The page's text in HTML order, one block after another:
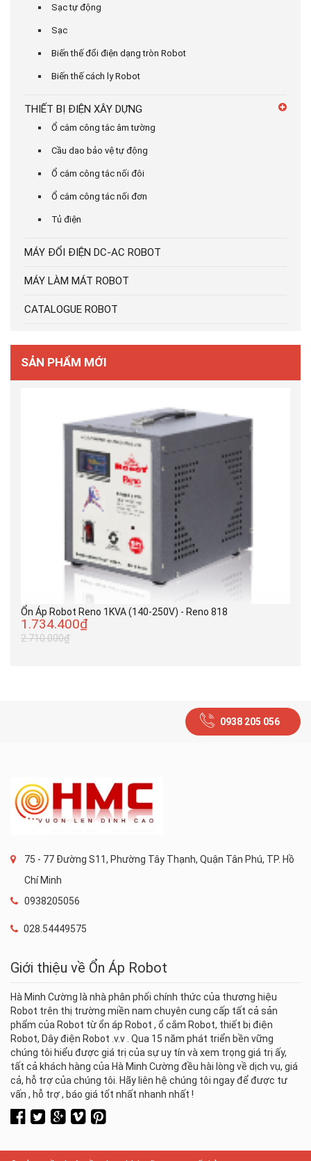
Sạc tự động
Sạc
Biến thế đổi điện dạng tròn Robot
Biến thế cách ly Robot
THIẾT BỊ ĐIỆN XÂY DỰNG
Ổ cắm công tắc âm tường
Cầu dao bảo vệ tự động
Ổ cắm công tắc nối đôi
Ổ cắm công tác nối đơn
Tủ điện
MÁY ĐỔI ĐIỆN DC-AC ROBOT
MÁY LÀM MÁT ROBOT
CATALOGUE ROBOT
SẢN PHẨM MỚI
Ổn Áp Robot Reno 1KVA (140-250V) - Reno 818
1.734.400₫
2.710.000₫
0938 205 056
75 - 77 Đường S11, Phường Tây Thạnh, Quận Tân Phú, TP. Hồ
Chí Minh
0938205056
028.54449575
Giới thiệu về Ổn Áp Robot
Hà Minh Cường là nhà phân phối chính thức của thương hiệu
Robot trên thị trường miền nam chuyên cung cấp tất cả sản
phẩm của Robot từ ổn áp Robot , ổ cắm Robot, thiết bị điện
Robot, Dây điện Robot .v.v . Qua 15 năm phát triển bền vững
chúng tôi hiểu được giá trị của sự uy tín và xem trọng giá trị ấy,
tất cả khách hàng của Hà Minh Cường đều hài lòng về dịch vụ, giá
cả, hỗ trợ của chúng tôi. Hãy liên hệ chúng tôi ngay để được tư
vấn , hỗ trợ , báo giá tốt nhất nhanh nhất !